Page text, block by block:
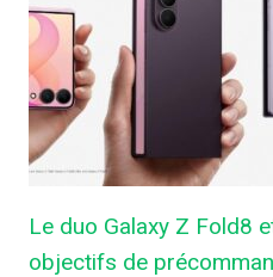
Le duo Galaxy Z Fold8
objectifs de